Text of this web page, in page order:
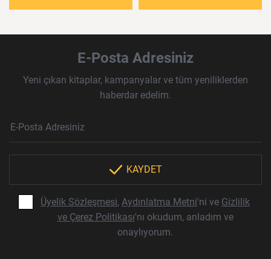
E-Posta Adresiniz
Yeni çıkan kitaplar, kampanyalar ve tüm yeniliklerden
haberdar edelim.
Haber Bülteni Aboneliği
KAYDET
Üyelik Sözleşmesi, Aydınlatma Metni'ni ve Gizlilik
ve Çerez Politikası'nı okudum, anladım ve
onaylıyorum.